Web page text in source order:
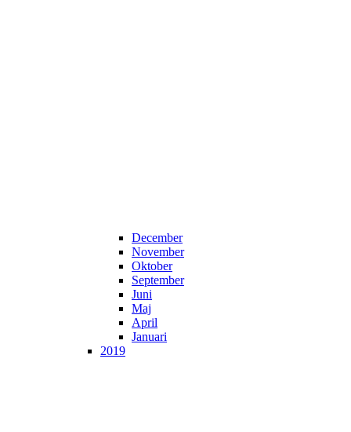
December
November
Oktober
September
Juni
Maj
April
Januari
2019